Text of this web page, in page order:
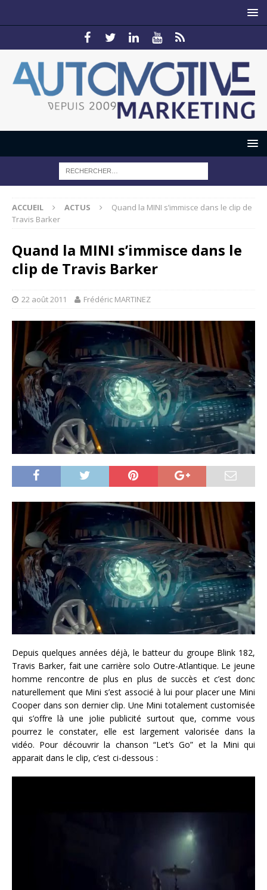
ACCUEIL ACTUS
Quand la MINI s’immisce dans le clip de
Travis Barker
Quand la MINI s’immisce dans le
clip de Travis Barker
22 août 2011 Frédéric MARTINEZ
Depuis quelques années déjà, le batteur du groupe Blink 182,
Travis Barker, fait une carrière solo Outre-Atlantique. Le jeune
homme rencontre de plus en plus de succès et c’est donc
naturellement que Mini s’est associé à lui pour placer une Mini
Cooper dans son dernier clip. Une Mini totalement customisée
qui s’offre là une jolie publicité surtout que, comme vous
pourrez le constater, elle est largement valorisée dans la
vidéo. Pour découvrir la chanson “Let’s Go” et la Mini qui
apparait dans le clip, c’est ci-dessous :